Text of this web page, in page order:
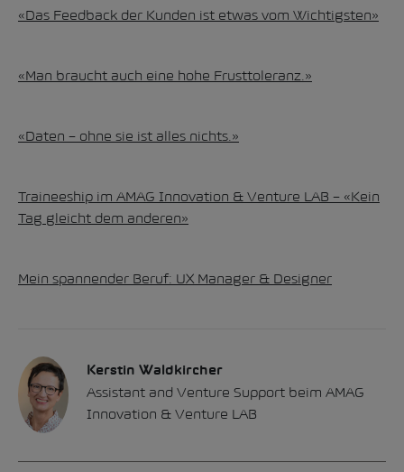
«Das Feedback der Kunden ist etwas vom Wichtigsten»
«Man braucht auch eine hohe Frusttoleranz.»
«Daten – ohne sie ist alles nichts.»
Traineeship im AMAG Innovation & Venture LAB – «Kein
Tag gleicht dem anderen»
Mein spannender Beruf: UX Manager & Designer
Kerstin Waldkircher
Assistant and Venture Support beim AMAG
Innovation & Venture LAB